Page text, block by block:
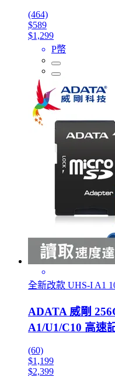
(464)
$589
$1,299
P幣
全新改款 UHS-I A1
ADATA 威剛
A1/U1/C10 高速
(60)
$1,199
$2,399